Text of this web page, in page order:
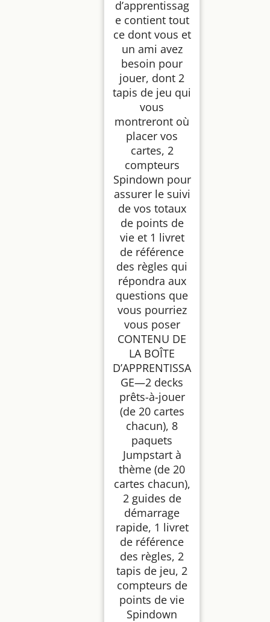
d’apprentissag
e contient tout
ce dont vous et
un ami avez
besoin pour
jouer, dont 2
tapis de jeu qui
vous
montreront où
placer vos
cartes, 2
compteurs
Spindown pour
assurer le suivi
de vos totaux
de points de
vie et 1 livret
de référence
des règles qui
répondra aux
questions que
vous pourriez
vous poser
CONTENU DE
LA BOÎTE
D’APPRENTISSA
GE—2 decks
prêts-à-jouer
(de 20 cartes
chacun), 8
paquets
Jumpstart à
thème (de 20
cartes chacun),
2 guides de
démarrage
rapide, 1 livret
de référence
des règles, 2
tapis de jeu, 2
compteurs de
points de vie
Spindown